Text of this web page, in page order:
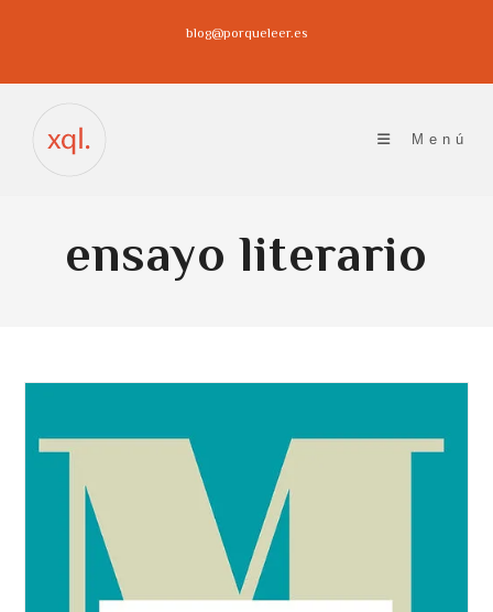
blog@porqueleer.es
Menú
ensayo literario